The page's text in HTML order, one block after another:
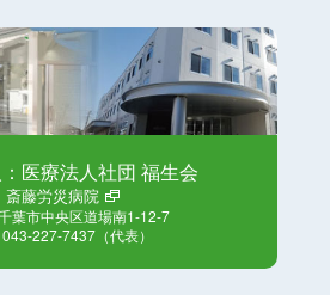
医療法人社団 福生会
斎藤労災病院
葉市中央区道場南1-12-7
227-7437（代表）